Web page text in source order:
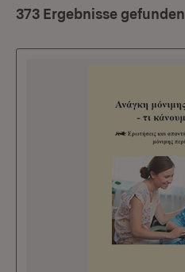
373 Ergebnisse gefunden